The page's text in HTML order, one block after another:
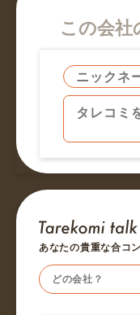
この会社
あなたの貴重な合コ